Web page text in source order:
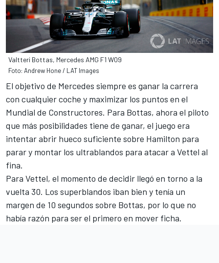
Valtteri Bottas, Mercedes AMG F1 W09
Foto: Andrew Hone / LAT Images
El objetivo de Mercedes siempre es ganar la carrera
con cualquier coche y maximizar los puntos en el
Mundial de Constructores. Para Bottas, ahora el piloto
que más posibilidades tiene de ganar, el juego era
intentar abrir hueco suficiente sobre Hamilton para
parar y montar los ultrablandos para atacar a Vettel al
fina.
Para Vettel, el momento de decidir llegó en torno a la
vuelta 30. Los superblandos iban bien y tenía un
margen de 10 segundos sobre Bottas, por lo que no
había razón para ser el primero en mover ficha.